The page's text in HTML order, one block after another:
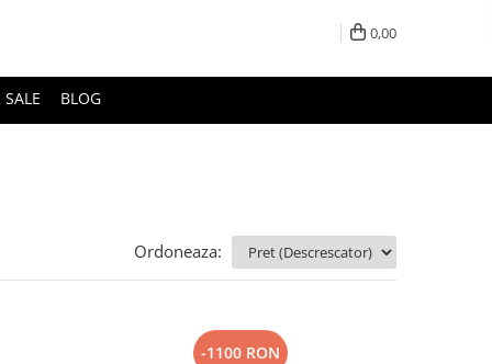
0,00
BLOG
Ordoneaza:
-1100 RON